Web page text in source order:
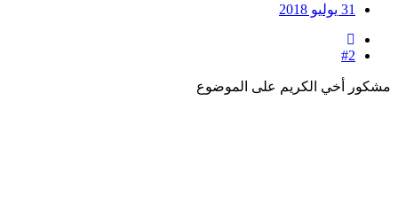
31 يوليو 2018
#2
مشكور أخي الكريم على الموضوع